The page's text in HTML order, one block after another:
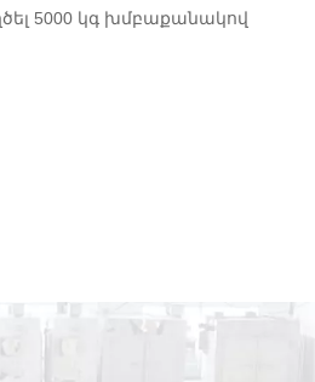
5000 կգ խմբաքանակով